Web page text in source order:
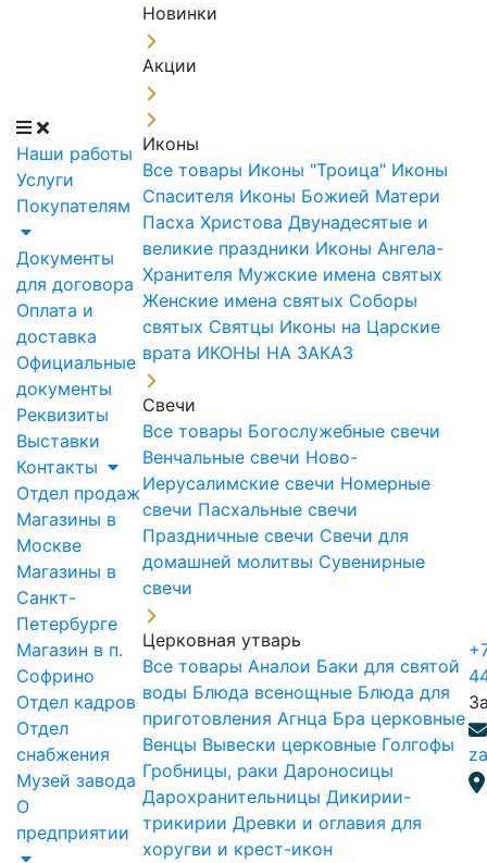
Наши работы
Услуги
Покупателям
Документы
для договора
Оплата и
доставка
Официальные
документы
Реквизиты
Выставки
Контакты
Отдел продаж
Магазины в
Москве
Магазины в
Санкт-
Петербурге
Магазин в п.
Софрино
Отдел кадров
Отдел
снабжения
Музей завода
О
предприятии
Новинки
Акции
Иконы
Все товары Иконы "Троица" Иконы
Спасителя Иконы Божией Матери
Пасха Христова Двунадесятые и
великие праздники Иконы Ангела-
Хранителя Мужские имена святых
Женские имена святых Соборы
святых Святцы Иконы на Царские
врата ИКОНЫ НА ЗАКАЗ
Свечи
Все товары Богослужебные свечи
Венчальные свечи Ново-
Иерусалимские свечи Номерные
свечи Пасхальные свечи
Праздничные свечи Свечи для
домашней молитвы Сувенирные
свечи
Церковная утварь
Все товары Аналои Баки для святой
воды Блюда всенощные Блюда для
приготовления Агнца Бра церковные
Венцы Вывески церковные Голгофы
Гробницы, раки Дароносицы
Дарохранительницы Дикирии-
трикирии Древки и оглавия для
хоругви и крест-икон